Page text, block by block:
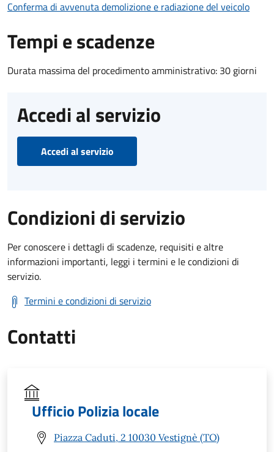
Conferma di avvenuta demolizione e radiazione del veicolo
Tempi e scadenze
Durata massima del procedimento amministrativo: 30 giorni
Accedi al servizio
Accedi al servizio
Condizioni di servizio
Per conoscere i dettagli di scadenze, requisiti e altre
informazioni importanti, leggi i termini e le condizioni di
servizio.
Termini e condizioni di servizio
Contatti
Ufficio Polizia locale
Piazza Caduti, 2 10030 Vestignè (TO)